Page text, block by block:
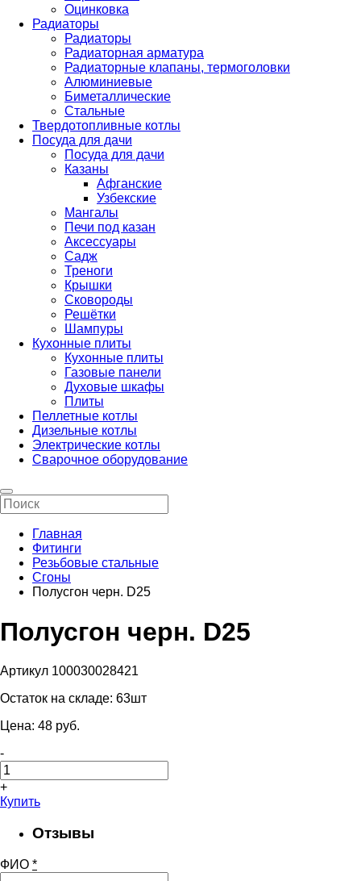
Оцинковка
Радиаторы
Радиаторы
Радиаторная арматура
Радиаторные клапаны, термоголовки
Алюминиевые
Биметаллические
Стальные
Твердотопливные котлы
Посуда для дачи
Посуда для дачи
Казаны
Афганские
Узбекские
Мангалы
Печи под казан
Аксессуары
Садж
Треноги
Крышки
Сковороды
Решётки
Шампуры
Кухонные плиты
Кухонные плиты
Газовые панели
Духовые шкафы
Плиты
Пеллетные котлы
Дизельные котлы
Электрические котлы
Сварочное оборудование
Главная
Фитинги
Резьбовые стальные
Сгоны
Полусгон черн. D25
Полусгон черн. D25
Артикул 100030028421
Остаток на складе: 63шт
Цена: 48 pуб.
-
+
Купить
Отзывы
ФИО *